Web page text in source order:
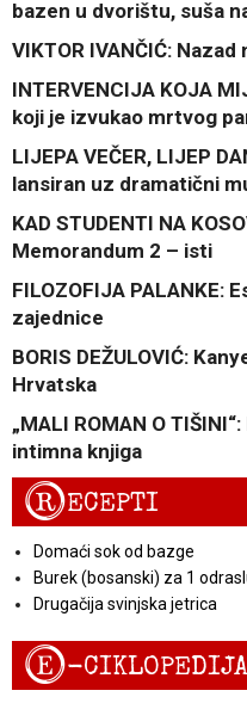
bazen u dvorištu, suša
VIKTOR IVANČIĆ: Nazad
INTERVENCIJA KOJA
koji je izvukao mrtvog
LIJEPA VEČER, LIJEP
lansiran uz dramatični
KAD STUDENTI NA
Memorandum 2 – isti
FILOZOFIJA PALANKE:
zajednice
BORIS DEŽULOVIĆ:
Hrvatska
„MALI ROMAN O
intimna knjiga
RECEPTI
Domaći sok od bazge
Burek (bosanski) za 1
Drugačija svinjska jetrica
E-CIKLOPEDIJA